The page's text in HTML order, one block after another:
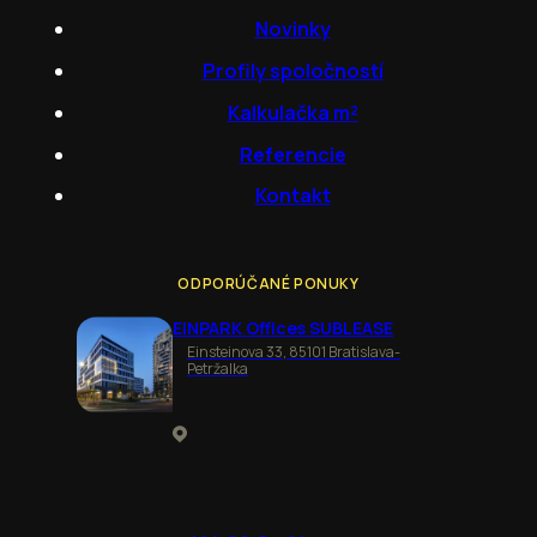
Novinky
Profily spoločností
Kalkulačka m²
Referencie
Kontakt
ODPORÚČANÉ PONUKY
EINPARK Offices SUBLEASE
Einsteinova 33, 85101 Bratislava-
Petržalka